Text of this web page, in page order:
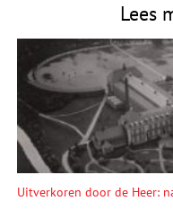
Lees
Uitverkoren door de Heer: